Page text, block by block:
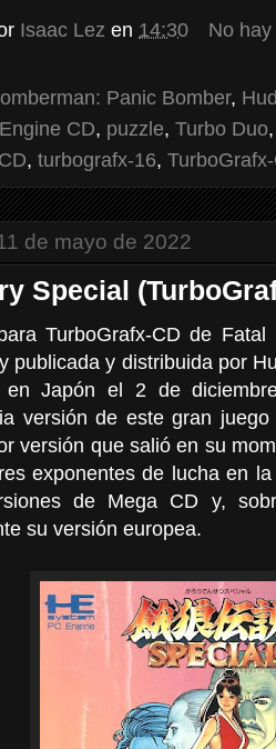
Isaac Lez en 14:30 No
Panic Bomber,
CD, puzzle, Turbo Duo
, turbografx-16,
de mayo de 2022
Special
TurboGrafx-CD de
publicada y distribuida por
en Japón el 2 de
versión de este gran
versión que salió en su
exponentes de lucha en
de Mega CD y,
su versión europea.